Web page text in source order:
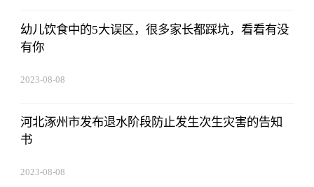
幼儿饮食中的5大误区，很多家长都踩坑，看看有没
有你
2023-08-08
河北涿州市发布退水阶段防止发生次生灾害的告知
书
2023-08-08